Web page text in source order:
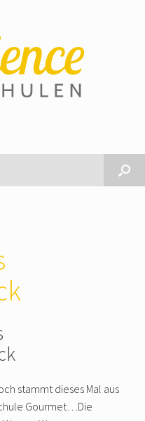
stammt dieses Mal aus
Gourmet…Die